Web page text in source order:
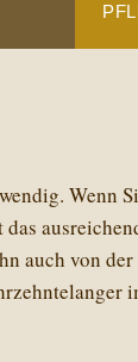
Wenn
das
auch von